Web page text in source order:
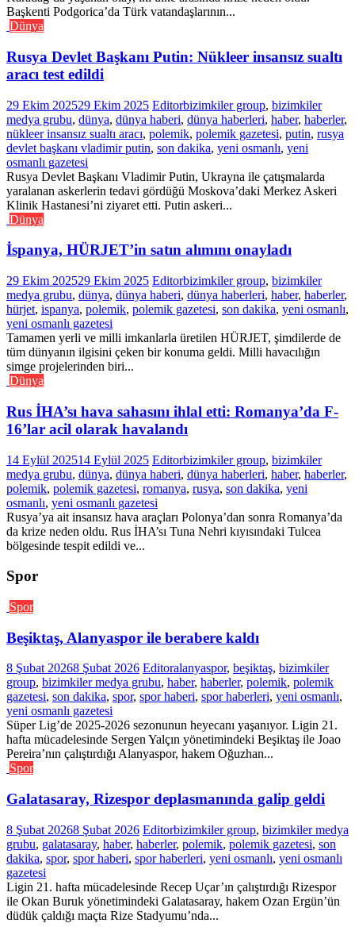
Başkenti Podgorica’da Türk vatandaşlarının...
Dünya
Rusya Devlet Başkanı Putin: Nükleer insansız sualtı
aracı test edildi
29 Ekim 202529 Ekim 2025 Editorbizimkiler group, bizimkiler
medya grubu, dünya, dünya haberi, dünya haberleri, haber, haberler,
nükleer insansız sualtı aracı, polemik, polemik gazetesi, putin, rusya
devlet başkanı vladimir putin, son dakika, yeni osmanlı, yeni
osmanlı gazetesi
Rusya Devlet Başkanı Vladimir Putin, Ukrayna ile çatışmalarda
yaralanan askerlerin tedavi gördüğü Moskova’daki Merkez Askeri
Klinik Hastanesi’ni ziyaret etti. Putin askeri...
Dünya
İspanya, HÜRJET’in satın alımını onayladı
29 Ekim 202529 Ekim 2025 Editorbizimkiler group, bizimkiler
medya grubu, dünya, dünya haberi, dünya haberleri, haber, haberler,
hürjet, ispanya, polemik, polemik gazetesi, son dakika, yeni osmanlı,
yeni osmanlı gazetesi
Tamamen yerli ve milli imkanlarla üretilen HÜRJET, şimdilerde de
tüm dünyanın ilgisini çeken bir konuma geldi. Milli havacılığın
simge projelerinden biri...
Dünya
Rus İHA’sı hava sahasını ihlal etti: Romanya’da F-
16’lar acil olarak havalandı
14 Eylül 202514 Eylül 2025 Editorbizimkiler group, bizimkiler
medya grubu, dünya, dünya haberi, dünya haberleri, haber, haberler,
polemik, polemik gazetesi, romanya, rusya, son dakika, yeni
osmanlı, yeni osmanlı gazetesi
Rusya’ya ait insansız hava araçları Polonya’dan sonra Romanya’da
da krize neden oldu. Rus İHA’sı Tuna Nehri kıyısındaki Tulcea
bölgesinde tespit edildi ve...
Spor
Spor
Beşiktaş, Alanyaspor ile berabere kaldı
8 Şubat 20268 Şubat 2026 Editoralanyaspor, beşiktaş, bizimkiler
group, bizimkiler medya grubu, haber, haberler, polemik, polemik
gazetesi, son dakika, spor, spor haberi, spor haberleri, yeni osmanlı,
yeni osmanlı gazetesi
Süper Lig’de 2025-2026 sezonunun heyecanı yaşanıyor. Ligin 21.
hafta mücadelesinde Sergen Yalçın yönetimindeki Beşiktaş ile Joao
Pereira’nın çalıştırdığı Alanyaspor, hakem Oğuzhan...
Spor
Galatasaray, Rizespor deplasmanında galip geldi
8 Şubat 20268 Şubat 2026 Editorbizimkiler group, bizimkiler medya
grubu, galatasaray, haber, haberler, polemik, polemik gazetesi, son
dakika, spor, spor haberi, spor haberleri, yeni osmanlı, yeni osmanlı
gazetesi
Ligin 21. hafta mücadelesinde Recep Uçar’ın çalıştırdığı Rizespor
ile Okan Buruk yönetimindeki Galatasaray, hakem Ozan Ergün’ün
düdük çaldığı maçta Rize Stadyumu’nda...